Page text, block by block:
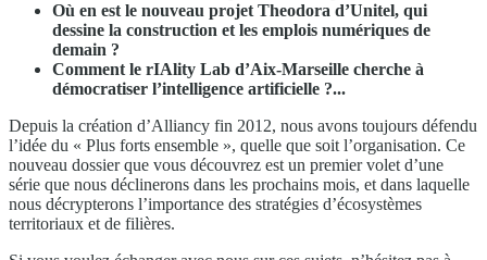
Où en est le nouveau projet Theodora d’Unitel, qui
dessine la construction et les emplois numériques de
demain ?
Comment le rIAlity Lab d’Aix-Marseille cherche à
démocratiser l’intelligence artificielle ?...
Depuis la création d’Alliancy fin 2012, nous avons toujours défendu
l’idée du « Plus forts ensemble », quelle que soit l’organisation. Ce
nouveau dossier que vous découvrez est un premier volet d’une
série que nous déclinerons dans les prochains mois, et dans laquelle
nous décrypterons l’importance des stratégies d’écosystèmes
territoriaux et de filières.